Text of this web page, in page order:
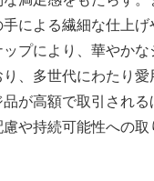
による繊細な仕上
プにより、華やか
、多世代にわたり
が高額で取引され
や持続可能性への